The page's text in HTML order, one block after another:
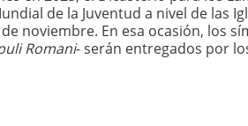
de la Juventud a nivel de las
noviembre. En esa ocasión, los
Romani- serán entregados por